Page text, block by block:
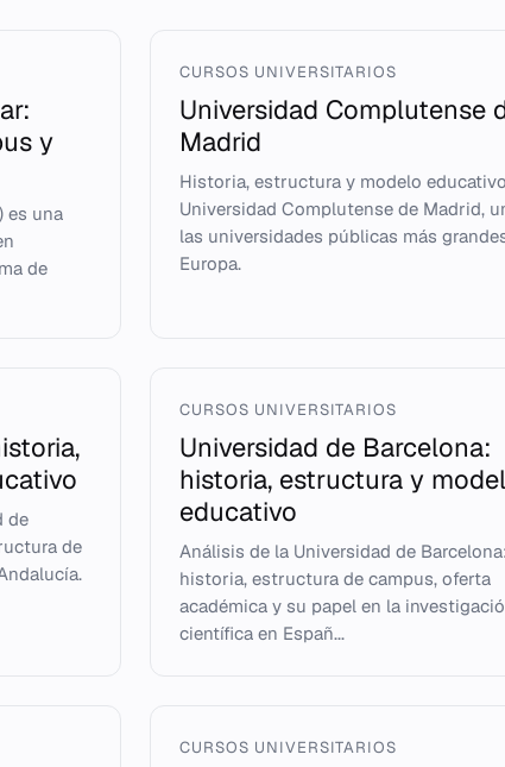
y
es una
de
CURSOS UNIVERSITARIOS
Universidad Complutense
Madrid
Historia, estructura y modelo
Universidad Complutense de Madrid,
las universidades públicas más
Europa.
de
de
CURSOS UNIVERSITARIOS
Universidad de Barcelona:
historia, estructura y
educativo
Análisis de la Universidad de Barcelona:
historia, estructura de campus, oferta
académica y su papel en la
científica en Españ...
CURSOS UNIVERSITARIOS